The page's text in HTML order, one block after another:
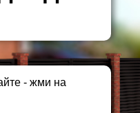
- жми на